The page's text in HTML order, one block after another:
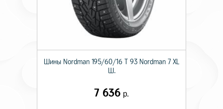
Шины Nordman 195/60/16 T 93 Nordman 7 XL
Ш.
7 636 р.